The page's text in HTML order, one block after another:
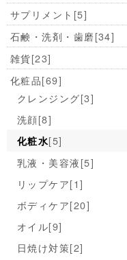
サプリメント [5]
石鹸・洗剤・歯磨[34]
雑貨[23]
化粧品[69]
クレンジング[3]
洗顔[8]
化粧水[5]
乳液・美容液[5]
リップケア[1]
ボディケア[20]
オイル[9]
日焼け対策[2]